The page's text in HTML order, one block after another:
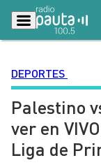
Podcasts
Lo Último
Ciudad
DEPORTES
Palestino
ver en
Liga de